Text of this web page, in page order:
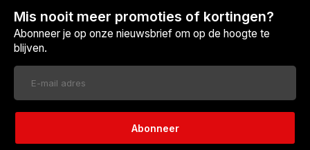
Mis nooit meer promoties of kortingen?
Abonneer je op onze nieuwsbrief om op de hoogte te
blijven.
Abonneer